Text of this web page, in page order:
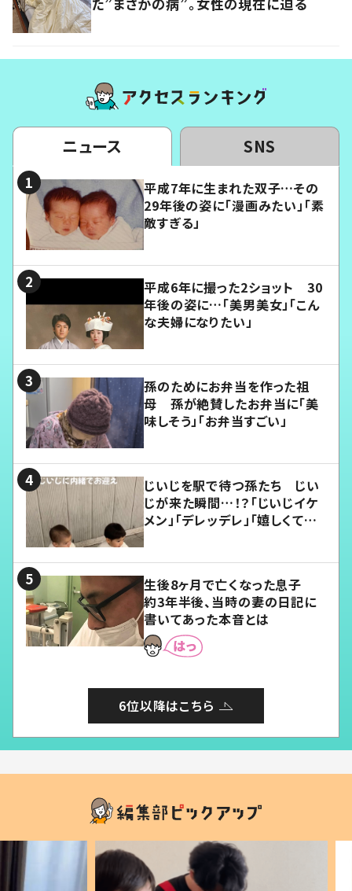
ニュース SNS
平成7年に生まれた双子…その
29年後の姿に「漫画みたい」「素
敵すぎる」
平成6年に撮った2ショット 30
年後の姿に…「美男美女」「こん
な夫婦になりたい」
孫のためにお弁当を作った祖
母 孫が絶賛したお弁当に「美
味しそう」「お弁当すごい」
じいじを駅で待つ孫たち じい
じが来た瞬間…！？「じいじイケ
メン」「デレッデレ」「嬉しくて可
生後8ヶ月で亡くなった息子
約3年半後、当時の妻の日記に
書いてあった本音とは
6位以降はこちら